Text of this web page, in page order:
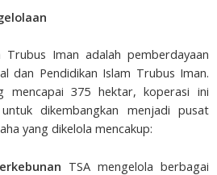
Iman adalah pemberdayaan
dan Pendidikan Islam Trubus Iman.
mencapai 375 hektar, koperasi ini
dikembangkan menjadi pusat
yang dikelola mencakup:
TSA mengelola berbagai